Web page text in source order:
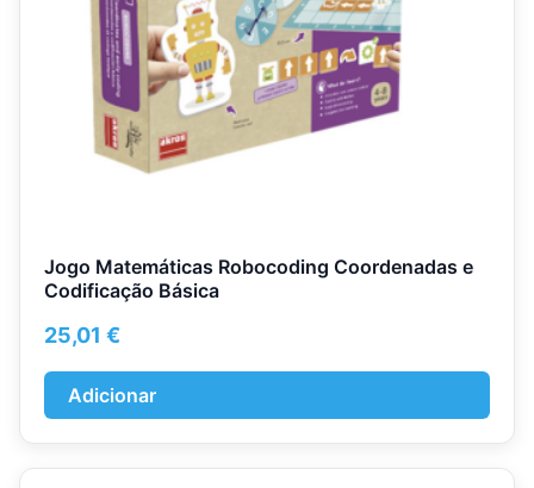
Jogo Matemáticas Robocoding Coordenadas e
Codificação Básica
25,01 €
Adicionar